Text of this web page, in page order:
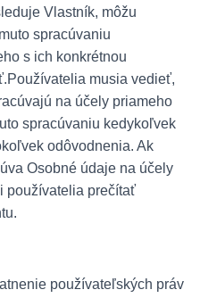
Vlastník, môžu
spracúvaniu
s ich konkrétnou
musia vedieť,
na účely priameho
spracúvaniu kedykoľvek
odôvodnenia. Ak
Osobné údaje na účely
používatelia prečítať
používateľských práv